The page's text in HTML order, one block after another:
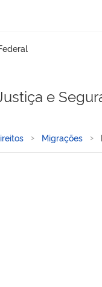
navegação
e
Migrações